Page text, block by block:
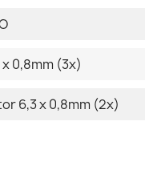
0,8mm (3x)
6,3 x 0,8mm (2x)